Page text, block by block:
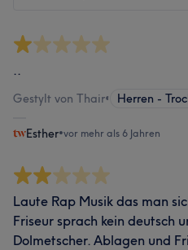
..
Gestylt von Thair• Herren -
Esther•vor mehr als 6 Jahren
Laute Rap Musik das man
Friseur sprach kein deutsch
Dolmetscher. Ablagen und